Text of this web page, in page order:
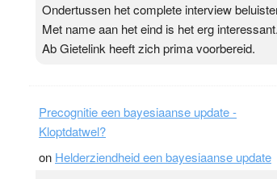
zijn. Door…Lees meer Pleisterplakkers in de
topspsort › [...]
Ondertussen het complete interview
Met name aan het eind is het erg interessant.
Ab Gietelink heeft zich prima voorbereid.
Precognitie een bayesiaanse update -
Kloptdatwel?
on Helderziendheid een bayesiaanse update